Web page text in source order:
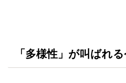
「多様性」が叫ばれ